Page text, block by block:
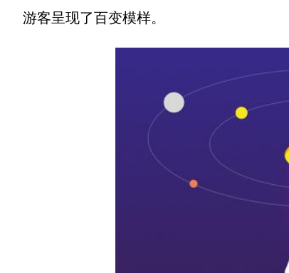
游客呈现了百变模样。